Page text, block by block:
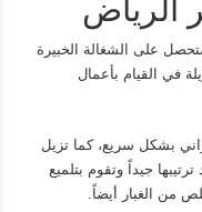
الرياض
على الشغالة الخبيرة
في القيام بأعمال
بشكل سريع، كما تزيل
جيداً وتقوم بتلميع
من الغبار أيضاً.